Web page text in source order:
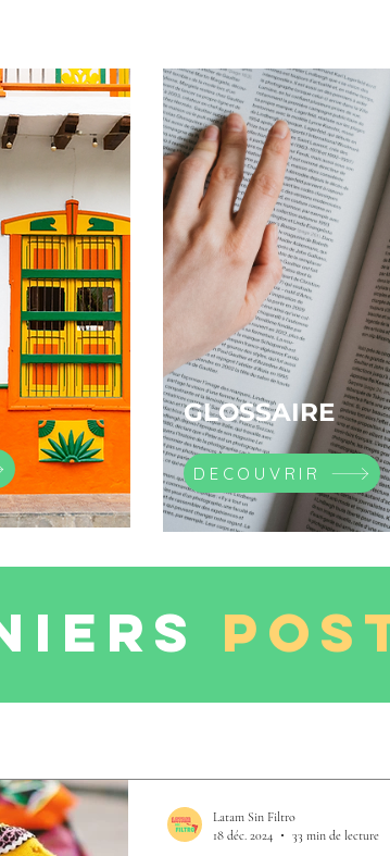
GLOSSAIRE
DECOUVRIR
Latam Sin Filtro
18 déc. 2024
33 min de lecture